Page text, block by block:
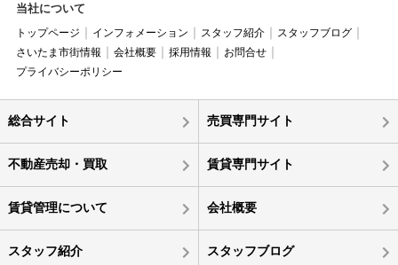
当社について
トップページ インフォメーション スタッフ紹介
スタッフブログ
さいたま市街情報
会社概要 採用情報
お問合せ
プライバシーポリシー
総合サイト 売買専門サイト
不動産売却・買取 賃貸専門サイト
賃貸管理について 会社概要
スタッフ紹介 スタッフブログ